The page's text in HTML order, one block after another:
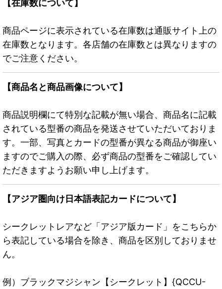
【在庫数について】
商品ページに表示されている在庫数は通販サイト上の
在庫数となります。各店舗の在庫数とは異なりますの
でご注意ください。
【商品名と商品画像について】
商品説明欄にて特別な記載が無い場合、商品名に記載
されている型番の商品を発送させていただいておりま
す。一部、写真とカードの型番が異なる商品が御座い
ますのでご購入の際、必ず商品の型番をご確認してい
ただきますようお願い申し上げます。
【アジア圏向け日本語表記カードについて】
シークレットレアなど「アジア版カード」をこちらか
ら表記している場合を除き、商品を区別しておりませ
ん。
例）ブラックマジシャン【シークレット】{QCCU-